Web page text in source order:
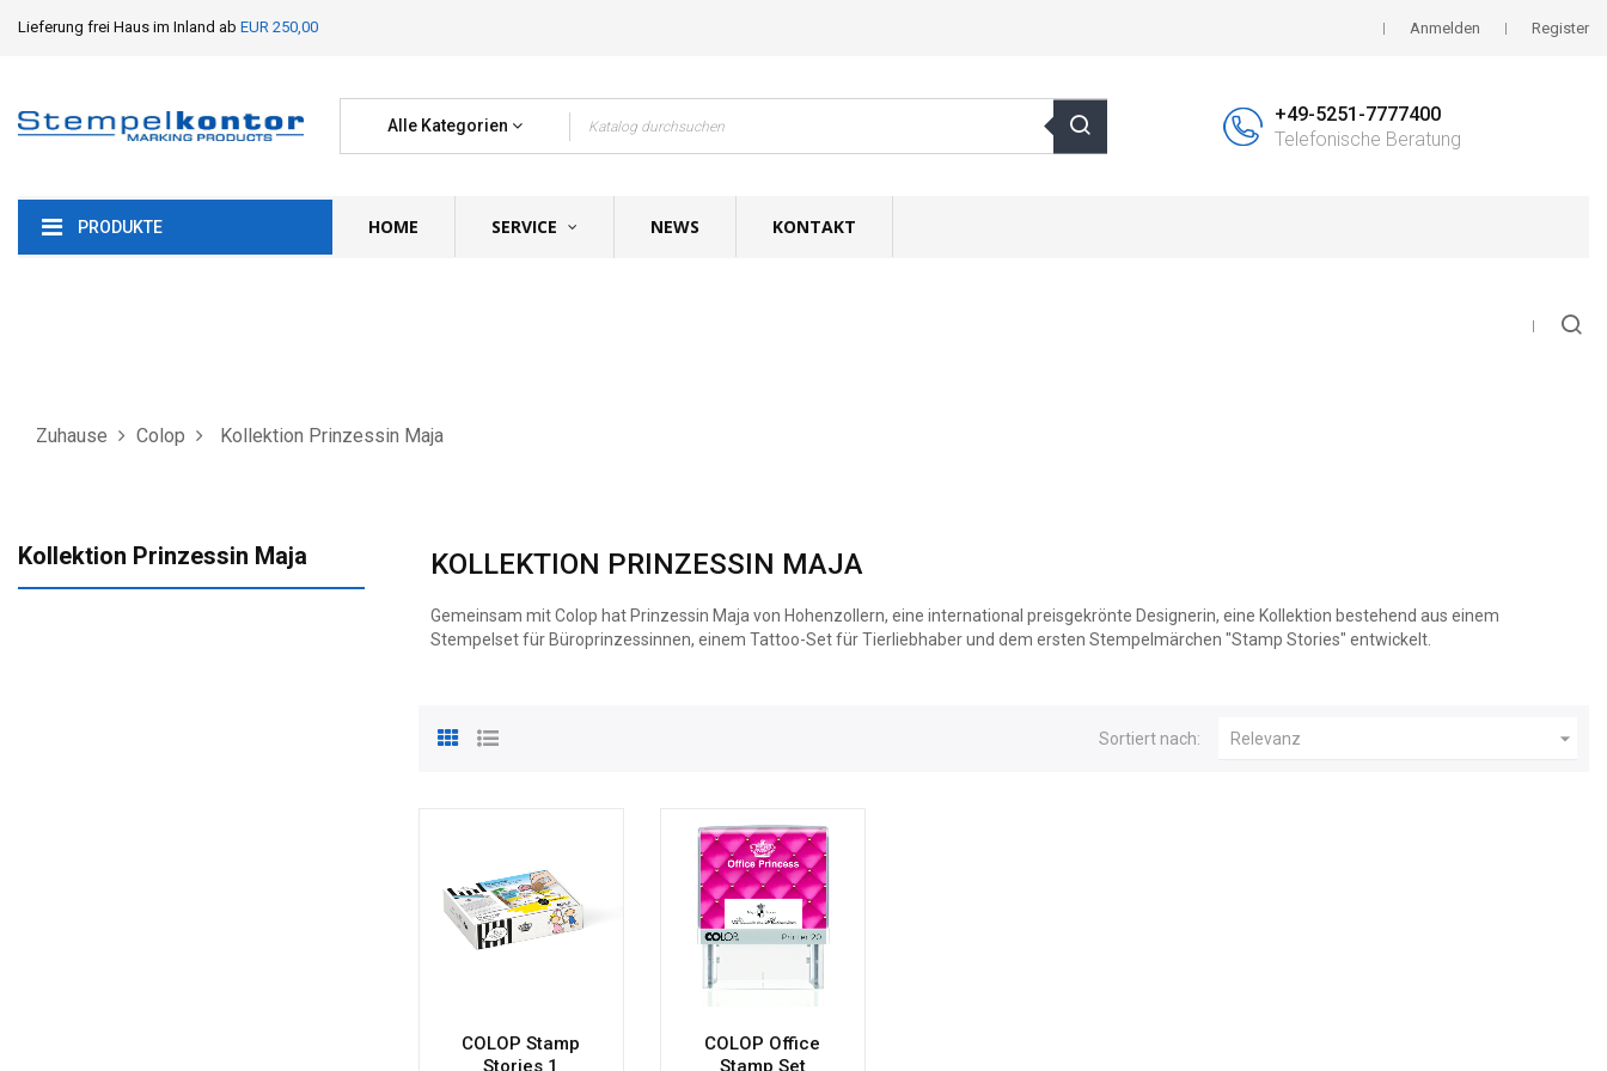
Lieferung frei Haus im Inland ab EUR 250,00 Anmelden Register
Alle Kategorien
+49-5251-7777400
Telefonische Beratung
PRODUKTE HOME SERVICE NEWS KONTAKT
Zuhause Colop Kollektion Prinzessin Maja
Kollektion Prinzessin Maja KOLLEKTION PRINZESSIN MAJA
Gemeinsam mit Colop hat Prinzessin Maja von Hohenzollern, eine international preisgekrönte Designerin, eine Kollektion bestehend aus einem
Stempelset für Büroprinzessinnen, einem Tattoo-Set für Tierliebhaber und dem ersten Stempelmärchen "Stamp Stories" entwickelt.
Sortiert nach: Relevanz 
COLOP Stamp
Stories 1
COLOP Office
Stamp Set